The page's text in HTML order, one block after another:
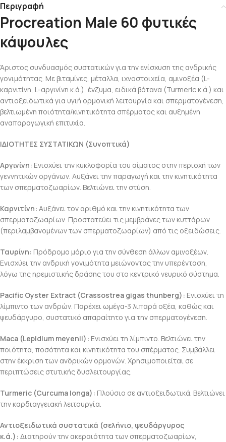
Περιγραφή
Procreation Male 60 φυτικές
κάψουλες
Άριστος συνδυασμός συστατικών για την ενίσχυση της ανδρικής
γονιμότητας. Με βιταμίνες, μέταλλα, ιχνοστοιχεία, αμινοξέα (L-
καρνιτίνη, L-αργινίνη κ.ά.), ένζυμα, ειδικά βότανα (Turmeric κ.ά.) και
αντιοξειδωτικά για υγιή ορμονική λειτουργία και σπερματογένεση,
βελτιωμένη ποιότητα/κινητικότητα σπέρματος και αυξημένη
αναπαραγωγική επιτυχία.
ΙΔΙΟΤΗΤΕΣ ΣΥΣΤΑΤΙΚΩΝ (Συνοπτικά)
Αργινίνη: Ενισχύει την κυκλοφορία του αίματος στην περιοχή των
γεννητικών οργάνων. Αυξάνει την παραγωγή και την κινητικότητα
των σπερματοζωαρίων. Βελτιώνει την στύση.
Καρνιτίνη: Αυξάνει τον αριθμό και την κινητικότητα των
σπερματοζωαρίων. Προστατεύει τις μεμβράνες των κυττάρων
(περιλαμβανομένων των σπερματοζωαρίων) από τις οξειδώσεις.
Ταυρίνη: Πρόδρομο μόριο για την σύνθεση άλλων αμινοξέων.
Ενισχύει την ανδρική γονιμότητα μειώνοντας την υπερένταση,
λόγω της ηρεμιστικής δράσης του στο κεντρικό νευρικό σύστημα.
Pacific Oyster Extract (Crassostrea gigas thunberg): Ενισχύει τη
λίμπιντο των ανδρών. Παρέχει ωμέγα-3 λιπαρά οξέα, καθώς και
ψευδάργυρο, συστατικό απαραίτητο για την σπερματογένεση.
Maca (Lepidium meyenii) : Ενισχύει τη λίμπιντο. Βελτιώνει την
ποιότητα, ποσότητα και κινητικότητα του σπέρματος. Συμβάλλει
στην έκκριση των ανδρικών ορμονών. Χρησιμοποιείται σε
περιπτώσεις στυτικής δυσλειτουργίας.
Turmeric (Curcuma longa) : Πλούσιο σε αντιοξειδωτικά. Βελτιώνει
την καρδιαγγειακή λειτουργία.
Αντιοξειδωτικά συστατικά (σελήνιο, ψευδάργυρος
κ.ά.): Διατηρούν την ακεραιότητα των σπερματοζωαρίων,